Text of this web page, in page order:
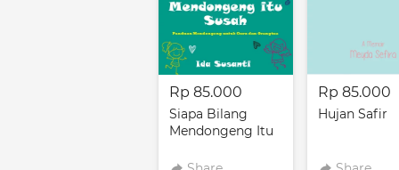
Rp 85.000
Siapa Bilang
Mendongeng Itu
Rp 85.000
Hujan Safir